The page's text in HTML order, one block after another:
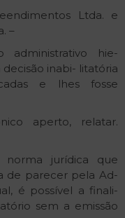
Ltda. e
–
administrativo hie-
inabi- litatória
e lhes fosse
aperto, relatar.
jurídica que
de parecer pela Ad-
é possível a finali-
sem a emissão